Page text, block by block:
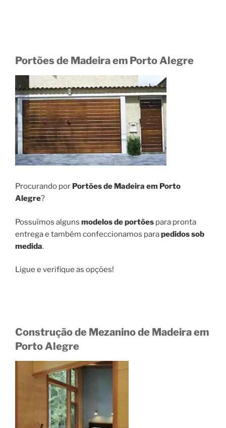
Portões de Madeira em Porto Alegre
Procurando por Portões de Madeira em Porto
Alegre?
Possuímos alguns modelos de portões para pronta
entrega e também confeccionamos parapedidos sob
medida.
Ligue e verifique as opções!
Construção de Mezanino de Madeira em
Porto Alegre